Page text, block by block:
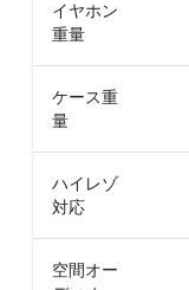
イヤホン
重量
ケース重
量
ハイレゾ
対応
空間オー